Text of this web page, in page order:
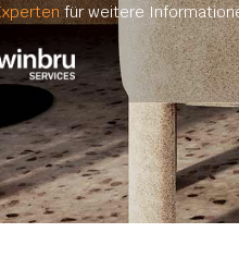
für weitere